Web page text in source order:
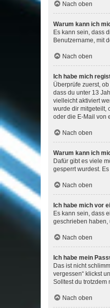
Nach oben
Warum kann ich
Es kann sein, dass
Benutzername, mit
Nach oben
Ich habe mich
Überprüfe zuerst,
dass du unter 13
vielleicht aktiviert
wurde dir mitgeteilt,
oder die E-Mail von
Nach oben
Warum kann ich
Dafür gibt es viele
gesperrt wurdest.
Nach oben
Ich habe mich vor
Es kann sein, dass
geschrieben haben,
Nach oben
Ich habe mein
Das ist nicht
vergessen“ klickst
Solltest du trotzdem
Nach oben